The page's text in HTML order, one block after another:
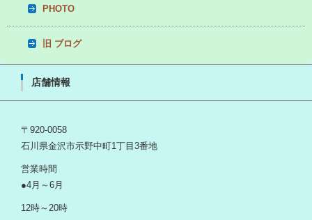
PHOTO
旧 ブログ
店舗情報
〒920-0058
石川県金沢市示野中町1丁目3番地
営業時間
●4月～6月
12時～20時